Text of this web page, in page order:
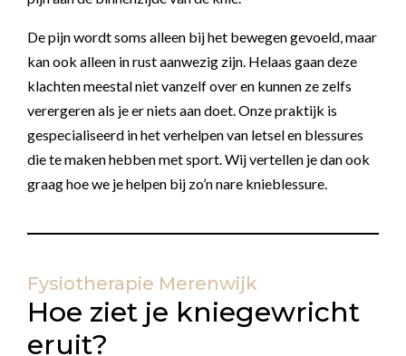
De pijn wordt soms alleen bij het bewegen gevoeld, maar
kan ook alleen in rust aanwezig zijn. Helaas gaan deze
klachten meestal niet vanzelf over en kunnen ze zelfs
verergeren als je er niets aan doet. Onze praktijk is
gespecialiseerd in het verhelpen van letsel en blessures
die te maken hebben met sport. Wij vertellen je dan ook
graag hoe we je helpen bij zo’n nare knieblessure.
Fysiotherapie Merenwijk
Hoe ziet je kniegewricht
eruit?